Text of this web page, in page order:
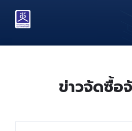
content
main
footer
ข่าวจัดซื้อ